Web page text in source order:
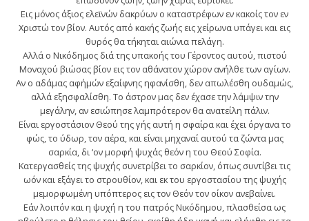
Εις μόνος άξιος ελεϊνών δακρύων ο καταστρέφων εν κακοίς τον εν
Χριστώ τον βίον. Αυτός από κακής ζωής εις χείρωνα υπάγει και εις
θυρός θα τήκηται αιώνια πελάγη.
Αλλά ο Νικόδημος διά της υπακοής του Γέροντος αυτού, πιστού
Μοναχού βιώσας βίον εις τον αθάνατον χώρον ανήλθε των αγίων.
Αν ο αδάμας αφ΄ημών εξαίφνης ηφανίσθη, δεν απωλέσθη ουδαμώς,
αλλά εξησφαλίσθη. Το άστρον μας δεν έχασε την λάμψιν την
μεγάλην, αν εσιώπησε λαμπρότερον θα ανατείλη πάλιν.
Είναι εργοστάσιον Θεού της γής αυτή η σφαίρα και έχει όργανα το
φώς, το ύδωρ, τον αέρα, και είναι μηχαναί αυτού τα ζώντα μας
σαρκία, δι ‘ον μορφή ψυχάς θεόν η του Θεού Σοφία.
Κατεργασθείς της ψυχής συνετρίβει το σαρκίον, όπως συντίβει τις
ωόν και εξάγει το στρουθίον, και εκ του εργοστασίου της ψυχής
μεμορφωμένη υπόπτερος εις τον Θεόν τον οίκον ανεβαίνει.
Εάν λοιπόν και η ψυχή η του πατρός Νικόδημου, πλασθείσα ως